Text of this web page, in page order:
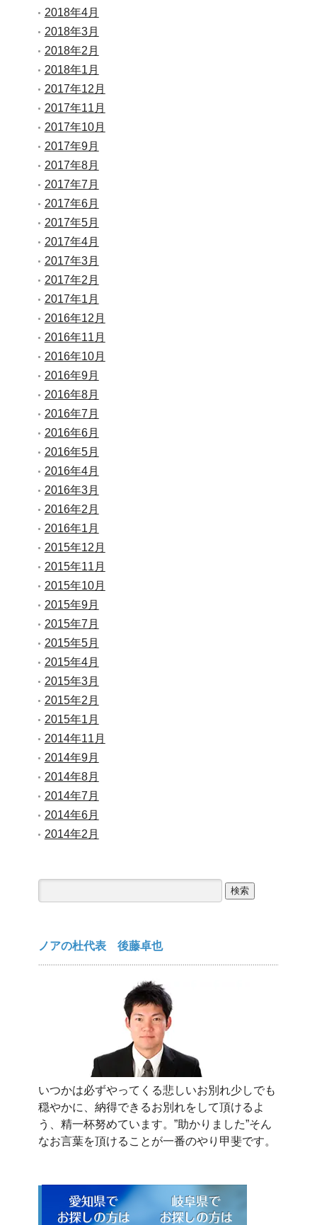
2018年4月
2018年3月
2018年2月
2018年1月
2017年12月
2017年11月
2017年10月
2017年9月
2017年8月
2017年7月
2017年6月
2017年5月
2017年4月
2017年3月
2017年2月
2017年1月
2016年12月
2016年11月
2016年10月
2016年9月
2016年8月
2016年7月
2016年6月
2016年5月
2016年4月
2016年3月
2016年2月
2016年1月
2015年12月
2015年11月
2015年10月
2015年9月
2015年7月
2015年5月
2015年4月
2015年3月
2015年2月
2015年1月
2014年11月
2014年9月
2014年8月
2014年7月
2014年6月
2014年2月
索:
ノアの杜代表 後藤卓也
いつかは必ずやってくる悲しいお別れ少しでも
穏やかに、納得できるお別れをして頂けるよ
う、精一杯努めています。”助かりました”そん
なお言葉を頂けることが一番のやり甲斐です。